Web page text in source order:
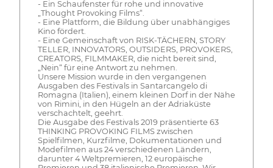
- Ein Schaufenster für rohe und innovative
„Thought Provoking Films“.
- Eine Plattform, die Bildung über unabhängiges
Kino fördert.
- Eine Gemeinschaft von RISK-TÄCHERN, STORY
TELLER, INNOVATORS, OUTSIDERS, PROVOKERS,
CREATORS, FILMMAKER, die nicht bereit sind,
„Nein“ für eine Antwort zu nehmen.
Unsere Mission wurde in den vergangenen
Ausgaben des Festivals in Santarcangelo di
Romagna (Italien), einem kleinen Dorf in der Nähe
von Rimini, in den Hügeln an der Adriaküste
verschachtelt, geehrt.
Die Ausgabe des Festivals 2019 präsentierte 63
THINKING PROVOKING FILMS zwischen
Spielfilmen, Kurzfilme, Dokumentationen und
Modefilmen aus 24 verschiedenen Ländern,
darunter 4 Weltpremieren, 12 europäische